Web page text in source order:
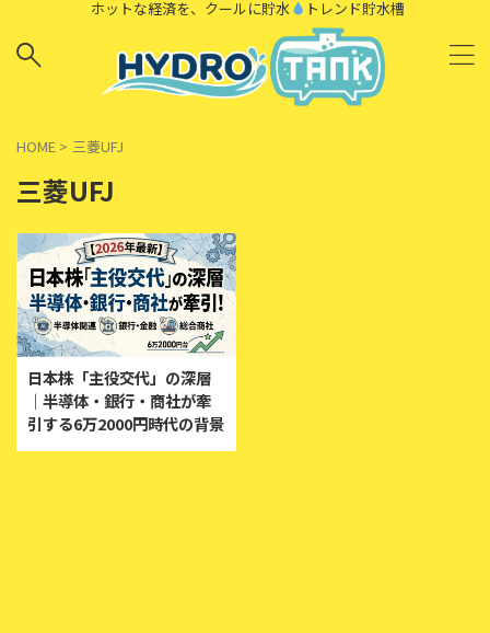
ホットな経済を、クールに貯水 トレンド貯水槽
HOME > 三菱UFJ
三菱UFJ
日本株「主役交代」の深層
｜半導体・銀行・商社が牽
引する6万2000円時代の背景